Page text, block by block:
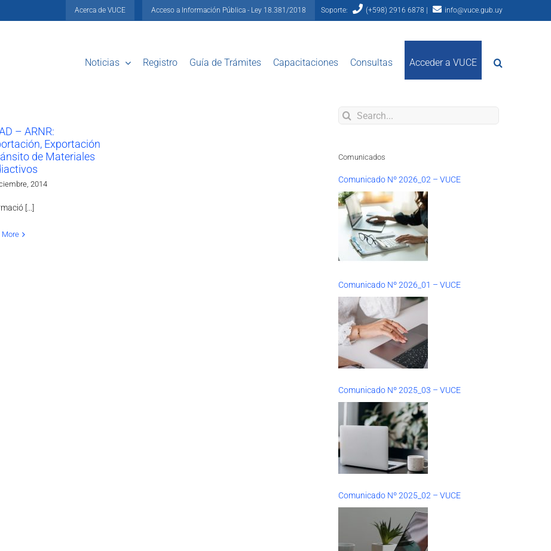
Acerca de VUCE Acceso a Información Pública - Ley 18.381/2018 Soporte: (+598) 2916 6878 | info@vuce.gub.uy
Noticias Registro Guía de Trámites Capacitaciones Consultas Acceder a VUCE
– ARNR:
Exportación
de Materiales
2014
[...]
More
Search
Comunicados
Comunicado Nº 2026_02 – VUCE
Comunicado Nº 2026_01 – VUCE
Comunicado Nº 2025_03 – VUCE
Comunicado Nº 2025_02 – VUCE